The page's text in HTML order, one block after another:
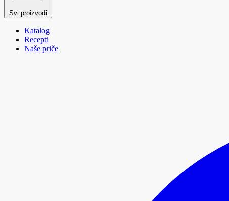
Svi proizvodi
Katalog
Recepti
Naše priče